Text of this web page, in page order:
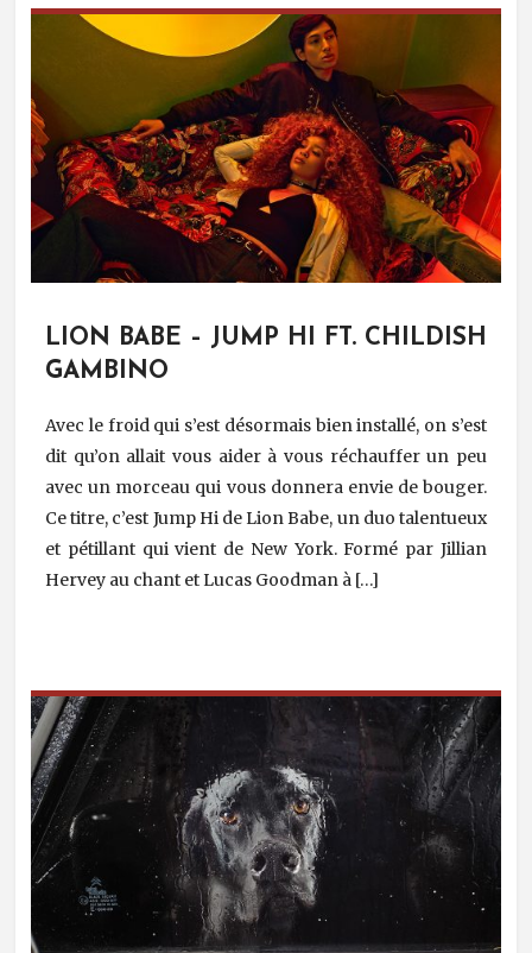
LION BABE – JUMP HI FT. CHILDISH
GAMBINO
Avec le froid qui s’est désormais bien installé, on s’est
dit qu’on allait vous aider à vous réchauffer un peu
avec un morceau qui vous donnera envie de bouger.
Ce titre, c’est Jump Hi de Lion Babe, un duo talentueux
et pétillant qui vient de New York. Formé par Jillian
Hervey au chant et Lucas Goodman à […]